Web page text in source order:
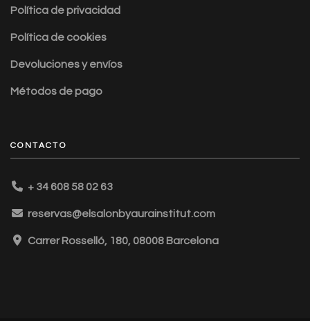
Política de privacidad
Política de cookies
Devoluciones y envíos
Métodos de pago
CONTACTO
+ 34 608 58 02 63
reservas@elsalonbyaurainstitut.com
Carrer Rosselló, 180, 08008 Barcelona